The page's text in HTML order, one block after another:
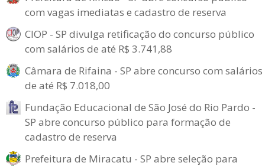
com vagas imediatas e cadastro de reserva
CIOP - SP divulga retificação do concurso público
com salários de até R$ 3.741,88
Câmara de Rifaina - SP abre concurso com salários
de até R$ 7.018,00
Fundação Educacional de São José do Rio Pardo -
SP abre concurso público para formação de
cadastro de reserva
Prefeitura de Miracatu - SP abre seleção para